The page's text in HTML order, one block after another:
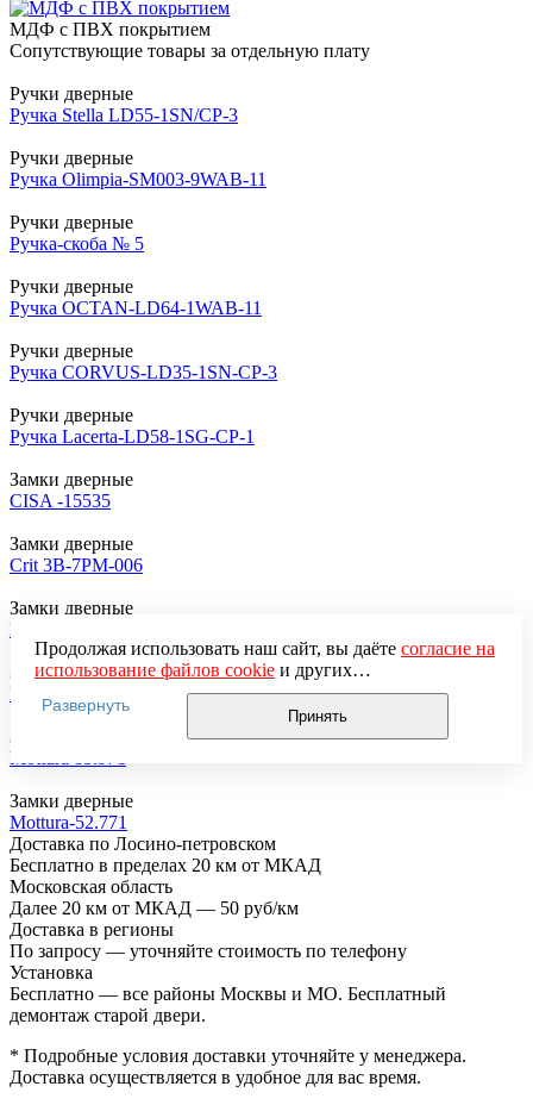
МДФ с ПВХ покрытием
Сопутствующие товары за отдельную плату
Ручки дверные
Ручка Stella LD55-1SN/CP-3
Ручки дверные
Ручка Olimpia-SM003-9WAB-11
Ручки дверные
Ручка-скоба № 5
Ручки дверные
Ручка OCTAN-LD64-1WAB-11
Ручки дверные
Ручка CORVUS-LD35-1SN-CP-3
Ручки дверные
Ручка Lacerta-LD58-1SG-CP-1
Замки дверные
CISA -15535
Замки дверные
Crit 3В-7РМ-006
Замки дверные
Mettem-3ВСП-2Т
Замки дверные
Гардиан 32 21
Замки дверные
Mottura 85.971
Замки дверные
Mottura-52.771
Доставка по Лосино-петровском
Бесплатно в пределах 20 км от МКАД
Московская область
Далее 20 км от МКАД — 50 руб/км
Доставка в регионы
По запросу — уточняйте стоимость по телефону
Установка
Бесплатно — все районы Москвы и МО. Бесплатный
демонтаж старой двери.
* Подробные условия доставки уточняйте у менеджера.
Доставка осуществляется в удобное для вас время.
Продолжая использовать наш сайт, вы даёте согласие на
использование файлов cookieи других
пользовательских данных (включая IP-адрес, сведения о
местоположении, устройстве, действиях на сайте и т. п.)
для функционирования сайта, проведения
Яндекс.Метрика), в соответствии с нашей
обработки персональных данных.
Если вы не хотите, чтобы ваши данные обрабатывались,
настройте ограничения в браузере или покиньте сайт.
Развернуть
Принять